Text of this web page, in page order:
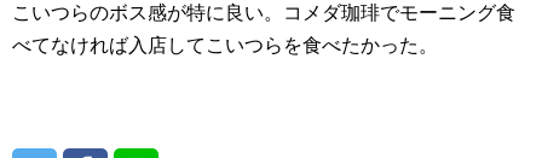
こいつらのボス感が特に良い。コメダ珈琲でモーニング食
べてなければ入店してこいつらを食べたかった。